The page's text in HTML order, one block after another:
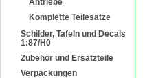
Komplette Teilesätze
Schilder, Tafeln und Decals
1:87/H0
Zubehör und Ersatzteile
Verpackungen